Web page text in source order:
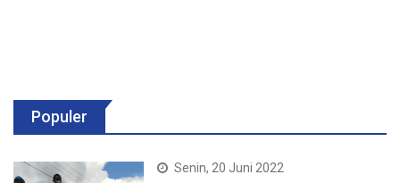
Populer
Senin, 20 Juni 2022